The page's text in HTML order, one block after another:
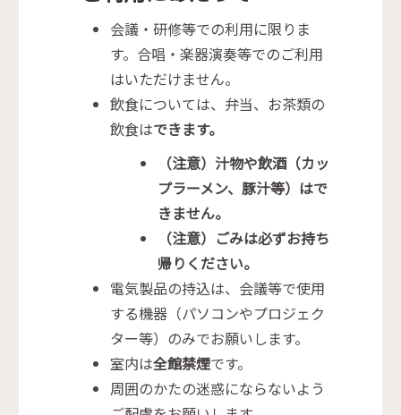
会議・研修等での利用に限りま
す。合唱・楽器演奏等でのご利用
はいただけません。
飲食については、弁当、お茶類の
飲食はできます。
（注意）汁物や飲酒（カッ
プラーメン、豚汁等）はで
きません。
（注意）ごみは必ずお持ち
帰りください。
電気製品の持込は、会議等で使用
する機器（パソコンやプロジェク
ター等）のみでお願いします。
室内は全館禁煙です。
周囲のかたの迷惑にならないよう